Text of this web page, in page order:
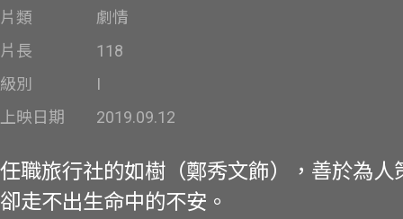
片類
劇情
片長
118
級別
I
上映日期
2019.09.12
任職旅行社的如樹（鄭秀文飾），善於為人
卻走不出生命中的不安。